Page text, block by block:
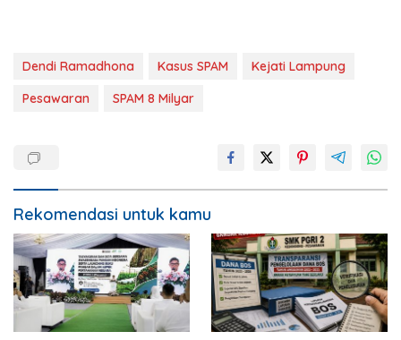
Dendi Ramadhona Kasus SPAM
Kejati Lampung
Pesawaran
SPAM 8 Milyar
Rekomendasi untuk kamu